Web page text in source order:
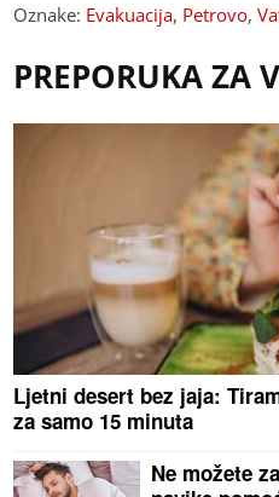
Oznake: Evakuacija, Petrovo,
PREPORUKA ZA
Ljetni desert bez jaja:
za samo 15 minuta
Ne možete